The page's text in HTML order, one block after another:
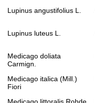
Lupinus angustifolius L.
Lupinus luteus L.
Medicago doliata
Carmign.
Medicago italica (Mill.)
Fiori
Medicago littoralis Rohde